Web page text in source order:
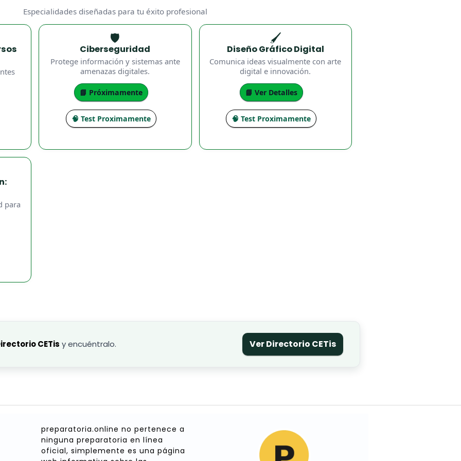
Especialidades diseñadas para tu éxito profesional
🛡️
Ciberseguridad
Protege información y sistemas ante
amenazas digitales.
📘 Próximamente
🧠 Test Proximamente
🖌️
Diseño Gráfico Digital
Comunica ideas visualmente con arte
digital e innovación.
📘 Ver Detalles
🧠 Test Proximamente
para
CETis y encuéntralo. Ver Directorio CETis
preparatoria.online no pertenece a
ninguna preparatoria en línea
oficial, simplemente es una página